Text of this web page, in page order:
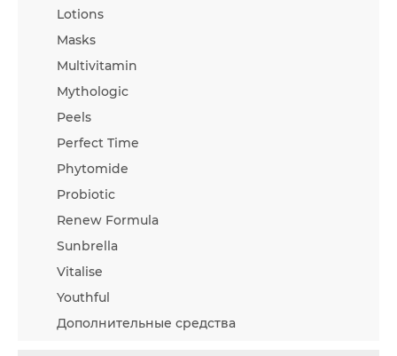
Lotions
Masks
Multivitamin
Mythologic
Peels
Perfect Time
Phytomide
Probiotic
Renew Formula
Sunbrella
Vitalise
Youthful
Дополнительные средства